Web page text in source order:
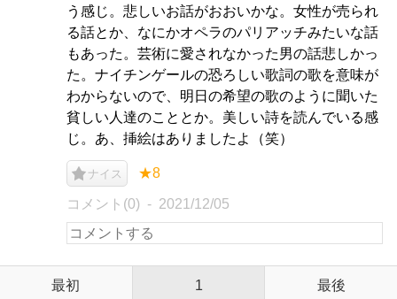
う感じ。悲しいお話がおおいかな。女性が売られ
る話とか、なにかオペラのパリアッチみたいな話
もあった。芸術に愛されなかった男の話悲しかっ
た。ナイチンゲールの恐ろしい歌詞の歌を意味が
わからないので、明日の希望の歌のように聞いた
貧しい人達のこととか。美しい詩を読んでいる感
じ。あ、挿絵はありましたよ（笑）
ナイス ★8
コメント(0) 2021/12/05
最初 1 最後